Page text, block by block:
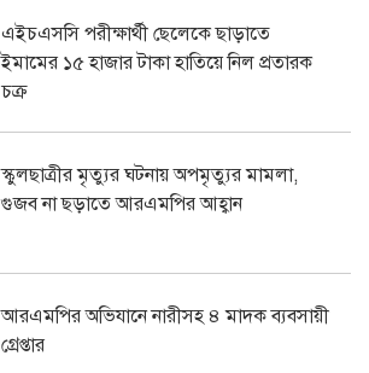
এইচএসসি পরীক্ষার্থী ছেলেকে ছাড়াতে
ইমামের ১৫ হাজার টাকা হাতিয়ে নিল প্রতারক
চক্র
স্কুলছাত্রীর মৃত্যুর ঘটনায় অপমৃত্যুর মামলা,
গুজব না ছড়াতে আরএমপির আহ্বান
আরএমপির অভিযানে নারীসহ ৪ মাদক ব্যবসায়ী
গ্রেপ্তার